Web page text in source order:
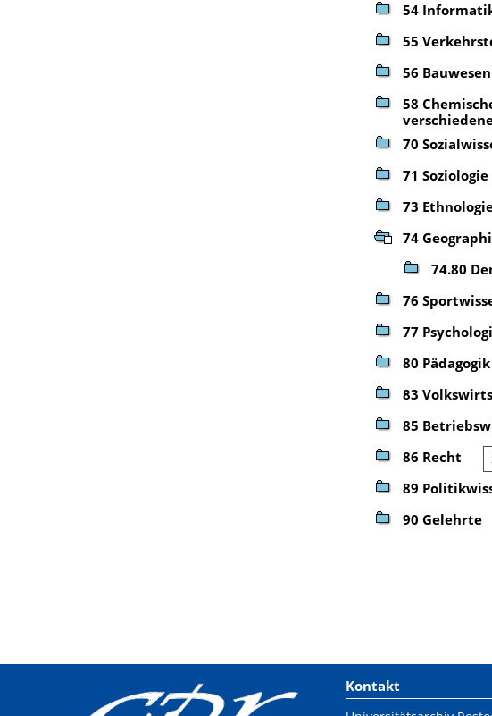
54
55
56 Bauwesen
58
70
71 Soziologie
73
74
74.80
76
77
80 Pädagogik
83
85
86 Recht
89
90 Gelehrte
Kontakt